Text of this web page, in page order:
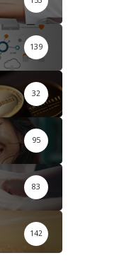
r
:
139
32
95
83
142